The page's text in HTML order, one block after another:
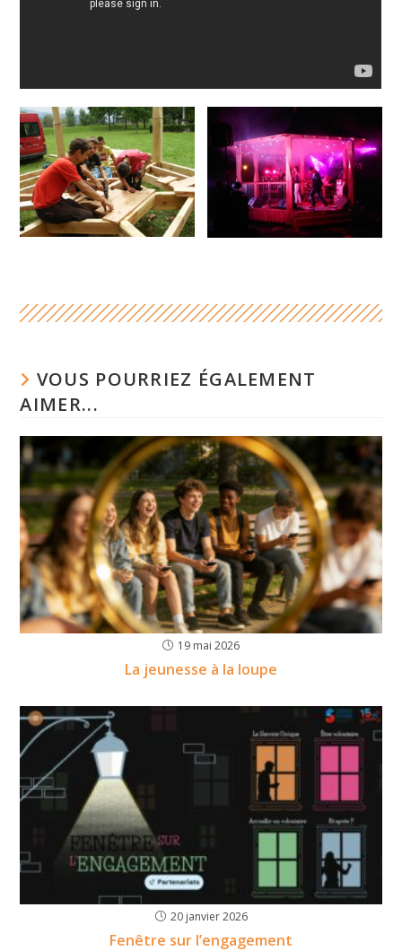
VOUS POURRIEZ ÉGALEMENT
AIMER...
19 mai 2026
La jeunesse à la loupe
20 janvier 2026
Fenêtre sur l’engagement